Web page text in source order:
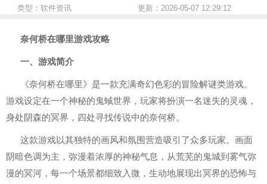
类型：软件资讯 更新：2026-05-07 12:29:12
奈何桥在哪里游戏攻略
一、游戏简介
《奈何桥在哪里》是一款充满奇幻色彩的冒险解谜类游戏。
游戏设定在一个神秘的鬼蜮世界，玩家将扮演一名迷失的灵魂，
身处阴森的冥界，四处寻找传说中的奈何桥。
这款游戏以其独特的画风和氛围营造吸引了众多玩家。画面
阴暗色调为主，弥漫着浓厚的神秘气息，从荒芜的鬼城到雾气弥
漫的冥河，每一个场景都细致入微，生动地展现出冥界的恐怖与